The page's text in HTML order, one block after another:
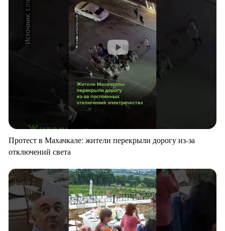
Протест в Махачкале: жители перекрыли дорогу из-за
отключений света